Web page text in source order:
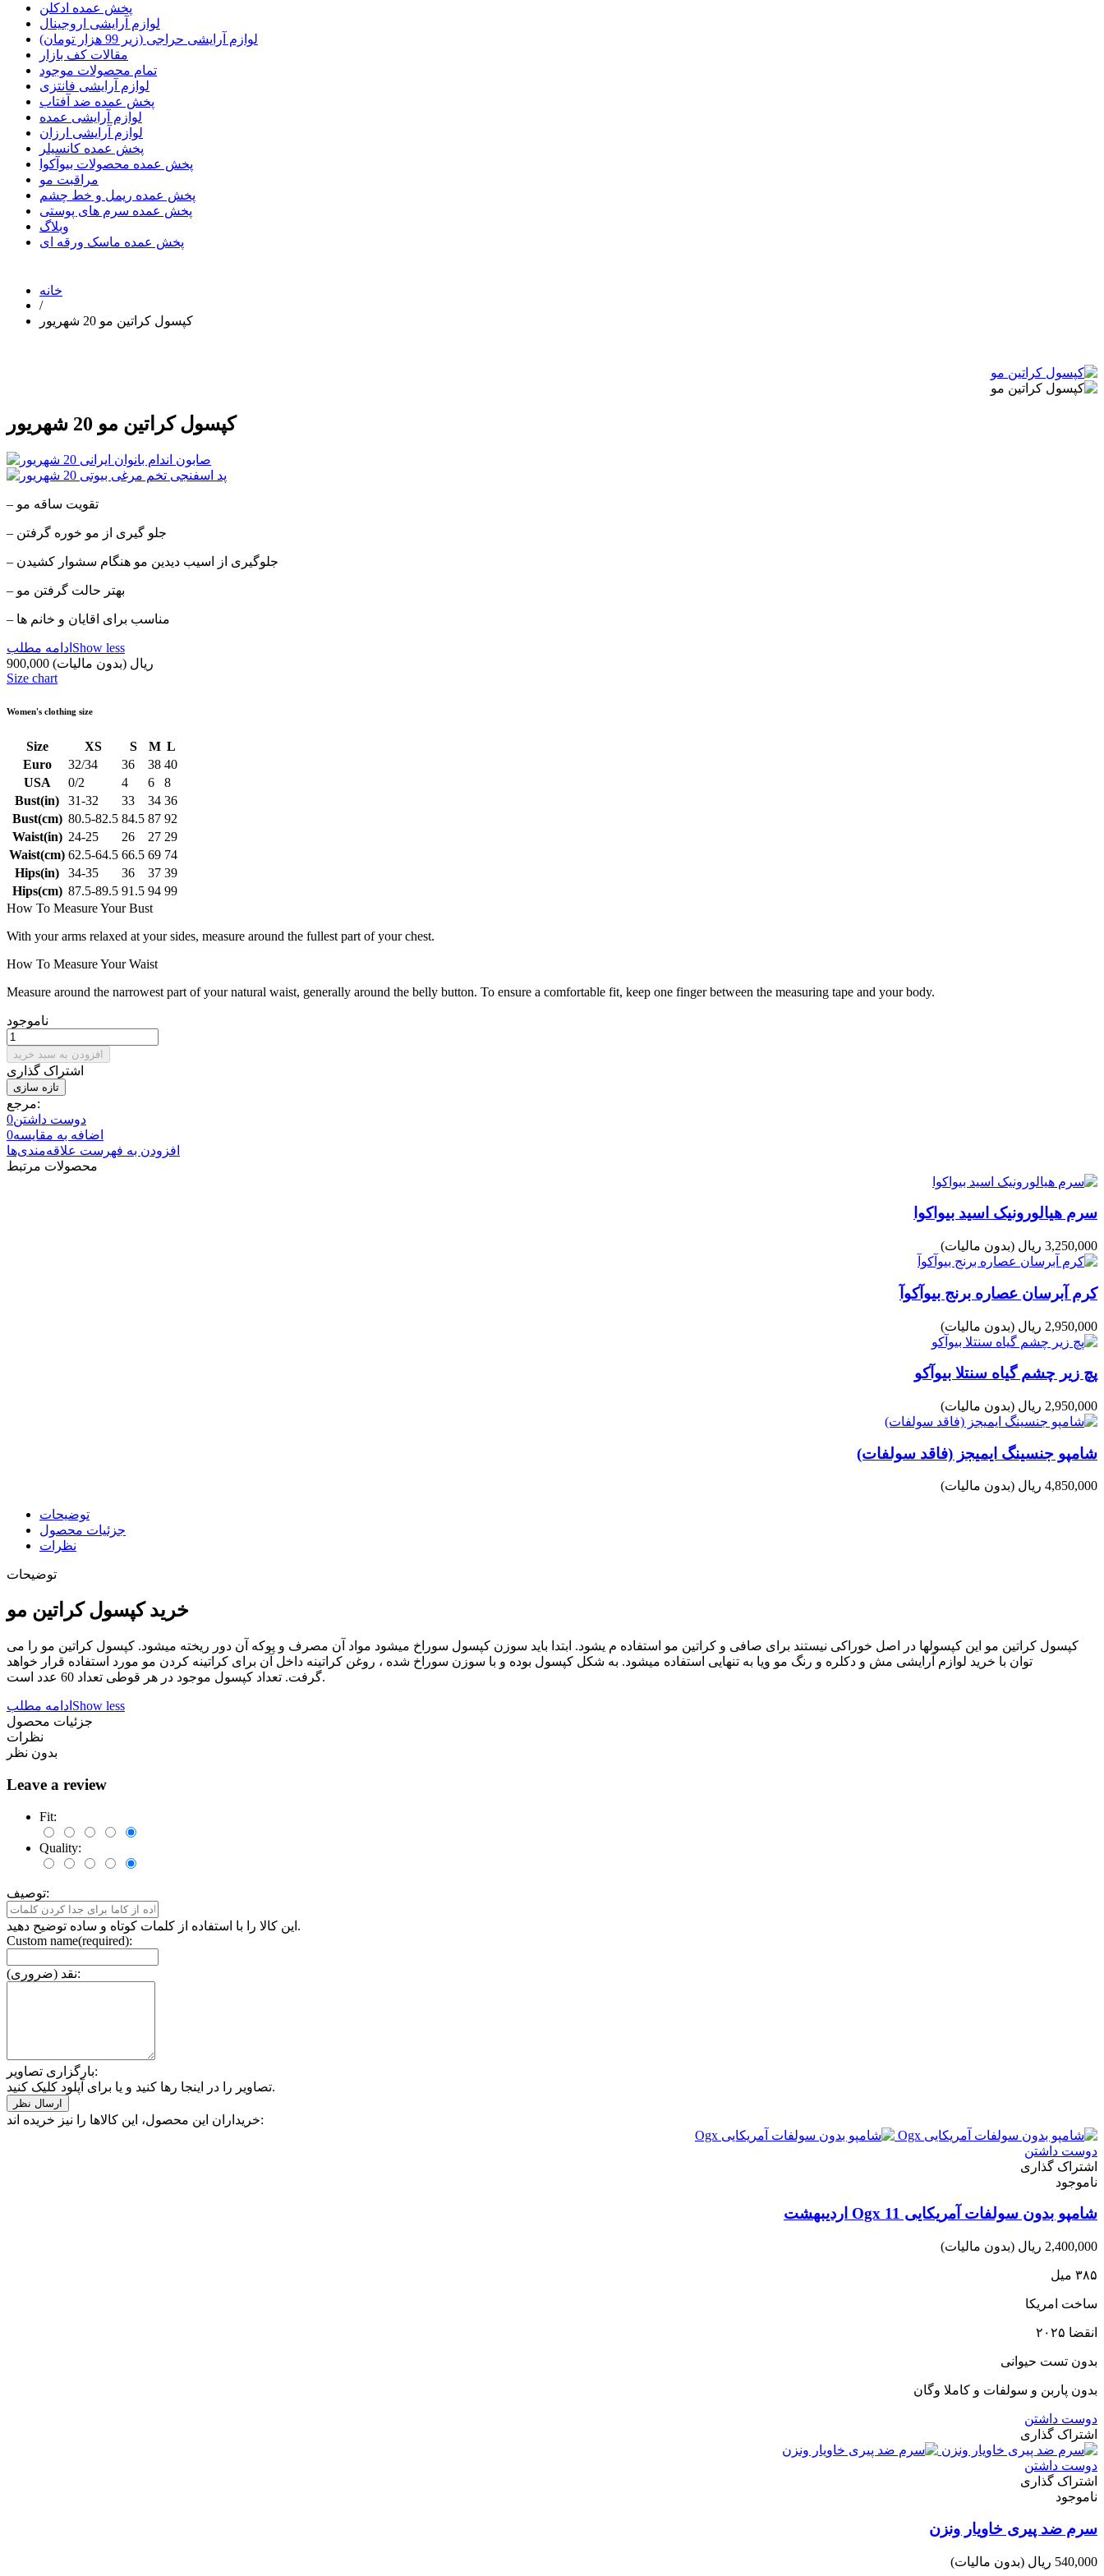
پخش عمده ادکلن
لوازم آرایشی اروجینال
لوازم آرایشی حراجی (زیر 99 هزار تومان)
مقالات کف بازار
تمام محصولات موجود
لوازم آرایشی فانتزی
پخش عمده ضد آفتاب
لوازم آرایشی عمده
لوازم آرایشی ارزان
پخش عمده کانسیلر
پخش عمده محصولات بیوآکوا
مراقبت مو
پخش عمده ریمل و خط چشم
پخش عمده سرم های پوستی
وبلاگ
پخش عمده ماسک ورقه ای
خانه
/
کپسول کراتین مو 20 شهریور
کپسول کراتین مو 20 شهریور
– تقویت ساقه مو
– جلو گیری از مو خوره گرفتن
– جلوگیری از اسیب دیدین مو هنگام سشوار کشیدن
– بهتر حالت گرفتن مو
– مناسب برای اقایان و خانم ها
ادامه مطلب Show less
900,000 ریال (بدون مالیات)
Size chart
Women's clothing size
Size XS S M L
Euro
32/34 36 38 40
USA
0/2 4 6
8
Bust(in)
31-32 33 34 36
Bust(cm) 80.5-82.5 84.5 87 92
Waist(in) 24-25 26 27 29
Waist(cm) 62.5-64.5 66.5 69 74
Hips(in)
34-35 36 37 39
Hips(cm) 87.5-89.5 91.5 94 99
How To Measure Your Bust
With your arms relaxed at your sides, measure around the fullest part of your chest.
How To Measure Your Waist
Measure around the narrowest part of your natural waist, generally around the belly button. To ensure a comfortable fit, keep one finger between the measuring tape and your body.
ناموجود
افزودن به سبد خرید
اشتراک گذاری
مرجع:
دوست داشتن0
اضافه به مقایسه0
افزودن به فهرست علاقه‌مندی‌ها
محصولات مرتبط
سرم هیالورونیک اسید بیواکوا
3,250,000 ریال (بدون مالیات)
کرم آبرسان عصاره برنج بیوآکوآ
2,950,000 ریال (بدون مالیات)
پچ زیر چشم گیاه سنتلا بیوآکو
2,950,000 ریال (بدون مالیات)
شامپو جنسینگ ایمیجز (فاقد سولفات)
4,850,000 ریال (بدون مالیات)
توضیحات
جزئیات محصول
نظرات
توضیحات
خرید کپسول کراتین مو
کپسول کراتین مو این کپسولها در اصل خوراکی نیستند برای صافی و کراتین مو استفاده م یشود. ابتدا باید سوزن کپسول سوراخ میشود مواد آن مصرف و پوکه آن دور ریخته میشود. کپسول کراتین مو را می
توان با خرید لوازم آرایشی مش و دکلره و رنگ مو ویا به تنهایی استفاده میشود. به شکل کپسول بوده و با سوزن سوراخ شده ، روغن کراتینه داخل آن برای کراتینه کردن مو مورد استفاده قرار خواهد
گرفت. تعداد کپسول موجود در هر قوطی تعداد 60 عدد است.
ادامه مطلب Show less
جزئیات محصول
نظرات
بدون نظر
Leave a review
Fit:
Quality:
توصیف:
این کالا را با استفاده از کلمات کوتاه و ساده توضیح دهید.
Custom name(required):
نقد (ضروری):
بارگزاری تصاویر:
تصاویر را در اینجا رها کنید و یا برای آپلود کلیک کنید.
خریداران این محصول، این کالاها را نیز خریده اند:
دوست داشتن
اشتراک گذاری
ناموجود
شامپو بدون سولفات آمریکایی Ogx 11 اردیبهشت
2,400,000 ریال (بدون مالیات)
۳۸۵ میل
ساخت امریکا
انقضا ۲۰۲۵
بدون تست حیوانی
بدون پاربن و سولفات و کاملا وگان
دوست داشتن
اشتراک گذاری
دوست داشتن
اشتراک گذاری
ناموجود
سرم ضد پیری خاویار ونزن
540,000 ریال (بدون مالیات)